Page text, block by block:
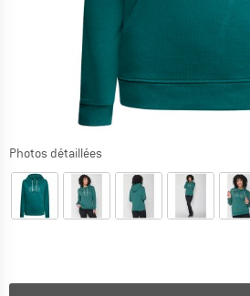
Photos détaillées